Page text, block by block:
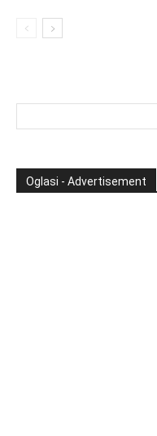
Oglasi - Advertisement